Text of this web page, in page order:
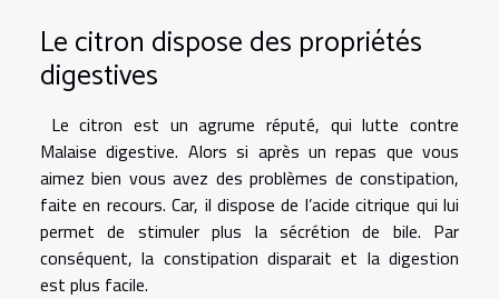
Le citron dispose des propriétés
digestives
Le citron est un agrume réputé, qui lutte contre
Malaise digestive. Alors si après un repas que vous
aimez bien vous avez des problèmes de constipation,
faite en recours. Car, il dispose de l’acide citrique qui lui
permet de stimuler plus la sécrétion de bile. Par
conséquent, la constipation disparait et la digestion
est plus facile.